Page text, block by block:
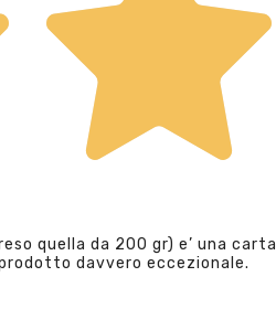
quella da 200 gr) e’ una
davvero eccezionale.